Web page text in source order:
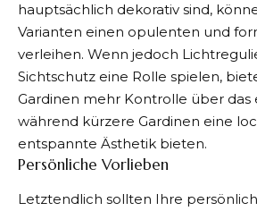
hauptsächlich dekorativ sind,
Varianten einen opulenten und
verleihen. Wenn jedoch
Sichtschutz eine Rolle spielen,
Gardinen mehr Kontrolle über das
während kürzere Gardinen eine
entspannte Ästhetik bieten.
Persönliche Vorlieben
Letztendlich sollten Ihre